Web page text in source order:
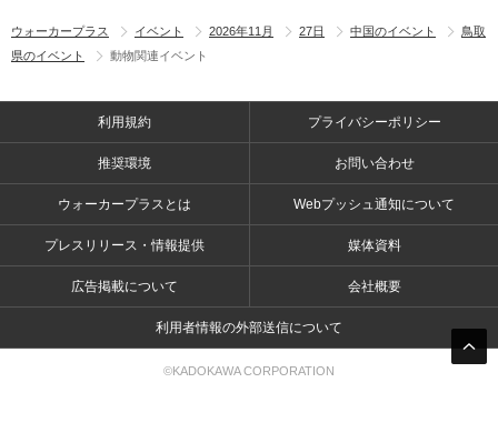
ウォーカープラス イベント 2026年11月 27日 中国のイベント
鳥取
県のイベント
動物関連イベント
利用規約 プライバシーポリシー
推奨環境 お問い合わせ
ウォーカープラスとは Webプッシュ通知について
プレスリリース・情報提供 媒体資料
広告掲載について 会社概要
利用者情報の外部送信について
©KADOKAWA CORPORATION